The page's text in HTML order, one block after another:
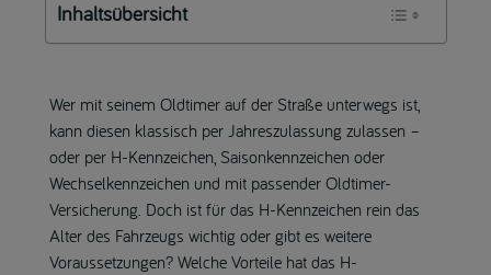
Inhaltsübersicht
Wer mit seinem Oldtimer auf der Straße unterwegs ist,
kann diesen klassisch per Jahreszulassung zulassen –
oder per H-Kennzeichen, Saisonkennzeichen oder
Wechselkennzeichen und mit passender Oldtimer-
Versicherung. Doch ist für das H-Kennzeichen rein das
Alter des Fahrzeugs wichtig oder gibt es weitere
Voraussetzungen? Welche Vorteile hat das H-